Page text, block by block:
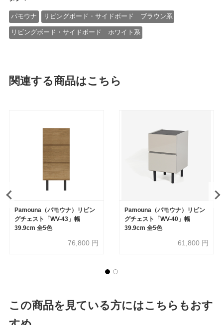
パモウナ リビングボード・サイドボード ブラウン系
リビングボード・サイドボード ホワイト系
関連する商品はこちら
Pamouna（パモウナ）リビン
グチェスト「WV-43」幅
39.9cm 全5色
76,800 円
Pamouna（パモウナ）リビン
グチェスト「WV-40」幅
39.9cm 全5色
61,800 円
この商品を見ている方にはこちらもおす